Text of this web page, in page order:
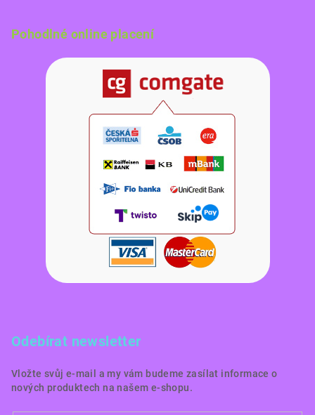
Pohodlné online placení
Odebírat newsletter
Vložte svůj e-mail a my vám budeme zasílat informace o
nových produktech na našem e-shopu.